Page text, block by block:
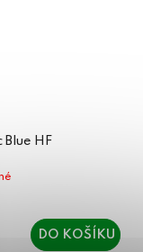
HF
DO KOŠÍKU